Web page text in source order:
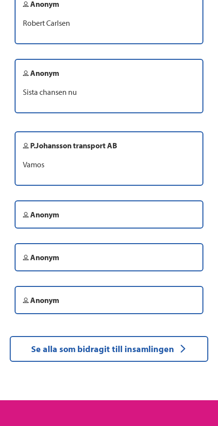
Anonym
Robert Carlsen
Anonym
Sista chansen nu
P.Johansson transport AB
Vamos
Anonym
Anonym
Anonym
Se alla som bidragit till insamlingen